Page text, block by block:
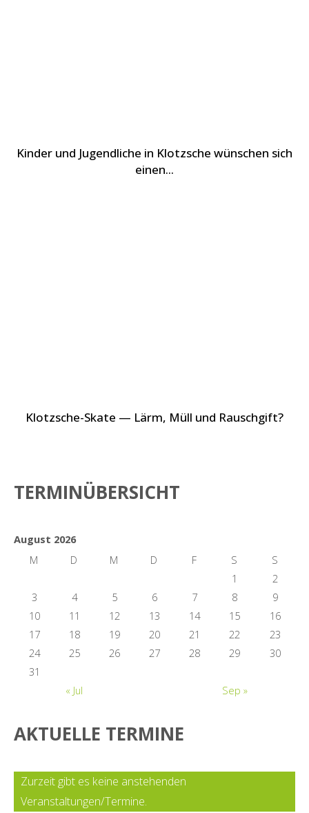
Kinder und Jugendliche in Klotzsche wünschen sich
einen...
Klotzsche-Skate — Lärm, Müll und Rauschgift?
TERMINÜBERSICHT
August 2026
M
D M D F S
S
1
2
3
4 5 6 7 8
9
10
11 12 13 14 15
16
17
18 19 20 21 22
23
24
25 26 27 28 29
30
31
« Jul
Sep »
AKTUELLE TERMINE
Zurzeit gibt es keine anstehenden
Veranstaltungen/Termine.